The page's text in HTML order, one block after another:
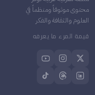
محتوى موثوقاً ومنظماً في
العلوم والثقافة والفكر
قيمة المرء ما يعرفه